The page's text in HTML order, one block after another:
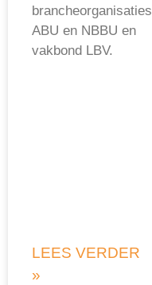
brancheorganisaties
ABU en NBBU en
vakbond LBV.
LEES VERDER
»